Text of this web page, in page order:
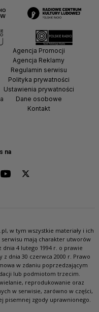
na
Agencja Promocji
Agencja Reklamy
Regulamin serwisu
Polityka prywatności
Ustawienia prywatności
Dane osobowe
Kontakt
w tym wszystkie materiały i ich
mają charakter utworów
4 lutego 1994 r. o prawie
dnia 30 czerwca 2000 r. Prawo
w zdaniu poprzedzającym
lub podmiotom trzecim.
reprodukowanie oraz
w serwisie, zarówno w części,
pisemnej zgody uprawnionego.